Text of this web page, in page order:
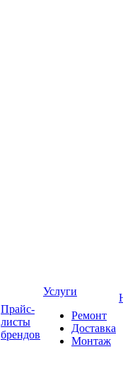
Прайс-
листы
брендов
Услуги
Ремонт
Доставка
Монтаж